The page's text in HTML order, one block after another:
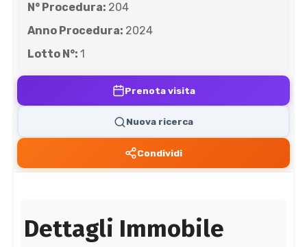
N° Procedura: 204
Anno Procedura: 2024
Lotto N°: 1
Prenota visita
Nuova ricerca
Condividi
Dettagli Immobile